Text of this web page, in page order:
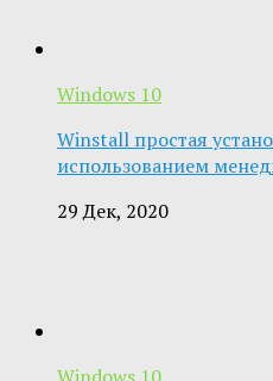
Windows 10
Winstall простая
использованием
29 Дек, 2020